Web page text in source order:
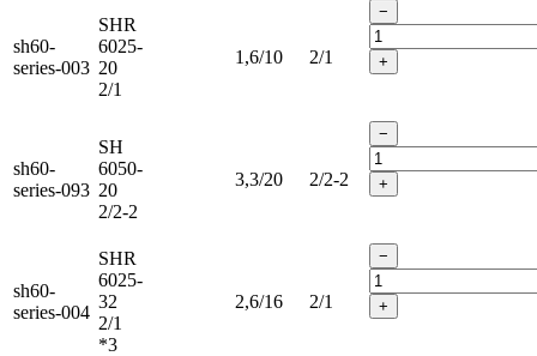
sh60-
series-003
SHR
6025-
20
2/1
1,6/10 2/1
−
+
sh60-
series-093
SH
6050-
20
2/2-2
3,3/20 2/2-2
−
+
sh60-
series-004
SHR
6025-
32
2/1
*3
2,6/16 2/1
−
+